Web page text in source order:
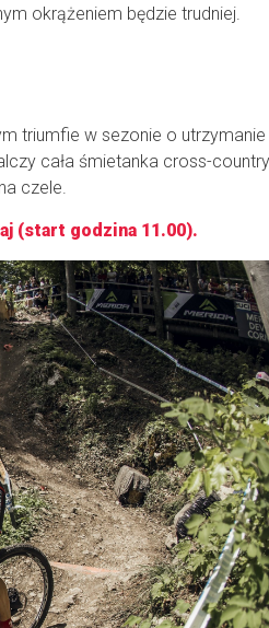
okrążeniem będzie trudniej.
triumfie w sezonie o utrzymanie
cała śmietanka cross-
czele.
(start godzina 11.00).